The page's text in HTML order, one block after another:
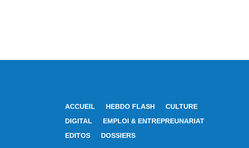
ACCUEIL HEBDO FLASH
CULTURE
DIGITAL
EMPLOI & ENTREPREUNARIAT
EDITOS
DOSSIERS